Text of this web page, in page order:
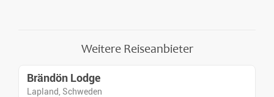
Weitere Reiseanbieter
Brändön Lodge
Lapland, Schweden